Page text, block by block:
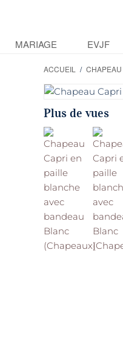
MARIAGE EVJF
ACCUEIL /
Plus de vues